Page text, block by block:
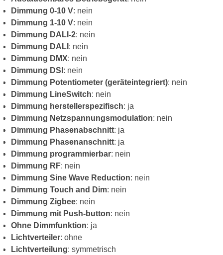
Dimmung 0-10 V: nein
Dimmung 1-10 V: nein
Dimmung DALI-2: nein
Dimmung DALI : nein
Dimmung DMX: nein
Dimmung DSI : nein
Dimmung Potentiometer (geräteintegriert): nein
Dimmung LineSwitch: nein
Dimmung herstellerspezifisch: ja
Dimmung Netzspannungsmodulation: nein
Dimmung Phasenabschnitt: ja
Dimmung Phasenanschnitt: ja
Dimmung programmierbar: nein
Dimmung RF: nein
Dimmung Sine Wave Reduction: nein
Dimmung Touch and Dim: nein
Dimmung Zigbee: nein
Dimmung mit Push-button: nein
Ohne Dimmfunktion: ja
Lichtverteiler: ohne
Lichtverteilung: symmetrisch